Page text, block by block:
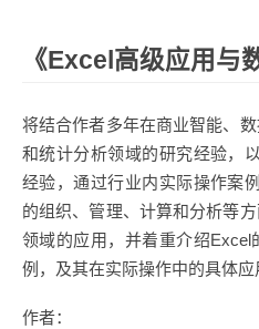
《Excel高级应用与
将结合作者多年在商业智能、
和统计分析领域的研究经验，
经验，通过行业内实际操作案
的组织、管理、计算和分析等
领域的应用，并着重介绍
例，及其在实际操作中的具体应
作者：